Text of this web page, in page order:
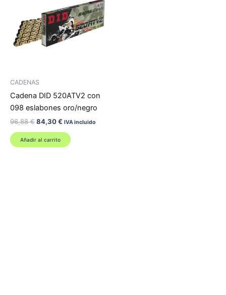
CADENAS
Cadena DID 520ATV2 con
098 eslabones oro/negro
96,88€El
original
era:
84,30€ El
actual
es:
IVA incluido
Añadir al carrito